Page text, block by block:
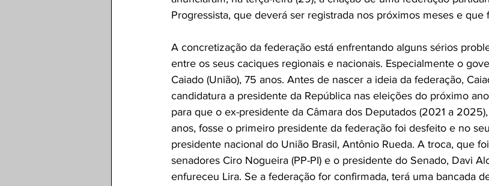
Progressista, que deverá ser registrada nos próximos meses e
A concretização da federação está enfrentando alguns sérios
entre os seus caciques regionais e nacionais. Especialmente o
Caiado (União), 75 anos. Antes de nascer a ideia da federação,
candidatura a presidente da República nas eleições do próximo
para que o ex-presidente da Câmara dos Deputados (2021 a
anos, fosse o primeiro presidente da federação foi desfeito e no
presidente nacional do União Brasil, Antônio Rueda. A troca, que
senadores Ciro Nogueira (PP-PI) e o presidente do Senado, Davi
enfureceu Lira. Se a federação for confirmada, terá uma bancada